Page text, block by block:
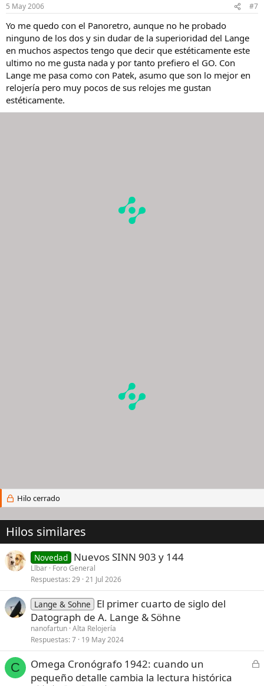
5 May 2006 #7
Yo me quedo con el Panoretro, aunque no he probado
ninguno de los dos y sin dudar de la superioridad del Lange
en muchos aspectos tengo que decir que estéticamente este
ultimo no me gusta nada y por tanto prefiero el GO. Con
Lange me pasa como con Patek, asumo que son lo mejor en
relojería pero muy pocos de sus relojes me gustan
estéticamente.
Hilo cerrado
Hilos similares
Novedad Nuevos SINN 903 y 144
Llbar Foro General
Respuestas 29 21 Jul 2026
Lange & Sohne
El primer cuarto de siglo del
Datograph de A. Lange & Söhne
nanofartun Alta Relojería
Respuestas 7 19 May 2024
C
C
Omega Cronógrafo 1942: cuando un
pequeño detalle cambia la lectura histórica